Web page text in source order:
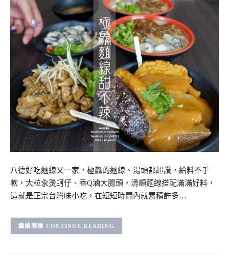
八德好吃麵線又一家，極鱻的麵線、湯頭都超讚，給料不手
軟，大粒汆燙蚵仔、香Q滷大腸頭，滑順麵線搭配滿滿好料，
這就是正宗台灣味小吃，在短短時間內就累積許多…
CONTINUE READING